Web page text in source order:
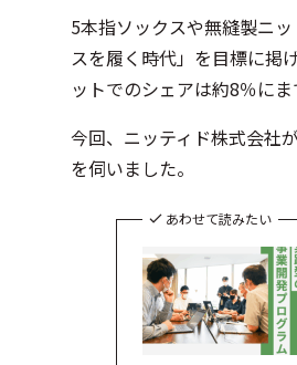
5本指ソックスや無縫製ニ
スを履く時代」を目標に掲
ットでのシェアは約8％に
今回、ニッティド株式会社
を伺いました。
あわせて読みたい